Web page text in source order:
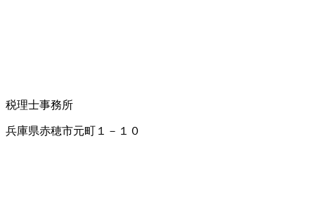
税理士事務所
兵庫県赤穂市元町１－１０